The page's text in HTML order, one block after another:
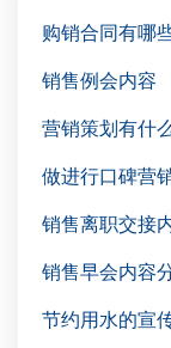
购销合同有哪
销售例会内容
营销策划有什
做进行口碑营
销售离职交接
销售早会内容
节约用水的宣